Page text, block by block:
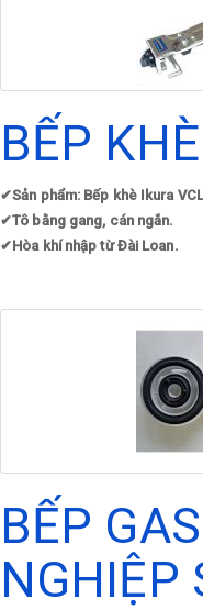
BẾP
✔Sản phẩm: Bếp khè Ikura
✔Tô bằng gang, cán ngắn.
✔Hòa khí nhập từ Đài Loan.​
BẾP
NGHIỆP